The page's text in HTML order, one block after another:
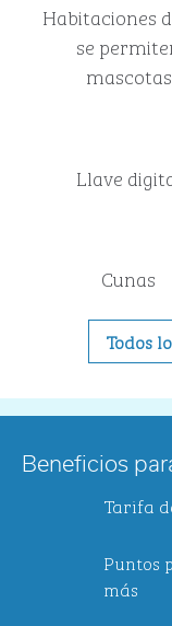
Habitaciones
se
mascotas
Llave
Cunas
Todos
Beneficios
Tarifa
Puntos
más